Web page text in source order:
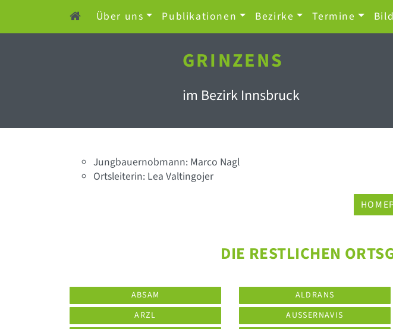
Über uns Publikationen Bezirke Termine
GRINZENS
im Bezirk Innsbruck
Jungbauernobmann: Marco Nagl
Ortsleiterin: Lea Valtingojer
DIE RESTLICHEN
ABSAM ALDRANS
ARZL
AUSSERNAVIS